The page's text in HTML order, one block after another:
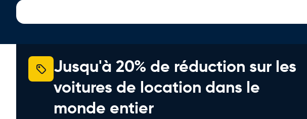
Jusqu'à 20% de réduction sur les
voitures de location dans le
monde entier